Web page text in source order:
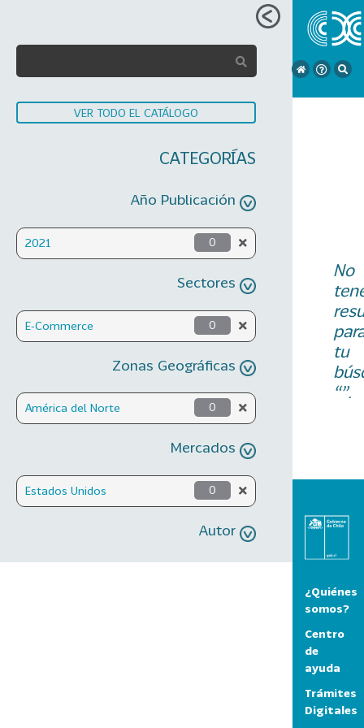
VER TODO EL CATÁLOGO
CATEGORÍAS
Año Publicación
2021 0
Sectores
E-Commerce 0
Zonas Geográficas
América del Norte 0
Mercados
Estados Unidos 0
Autor
No
tu
“”.
¿Quiénes
somos?
Centro
de
ayuda
Trámites
Digitales